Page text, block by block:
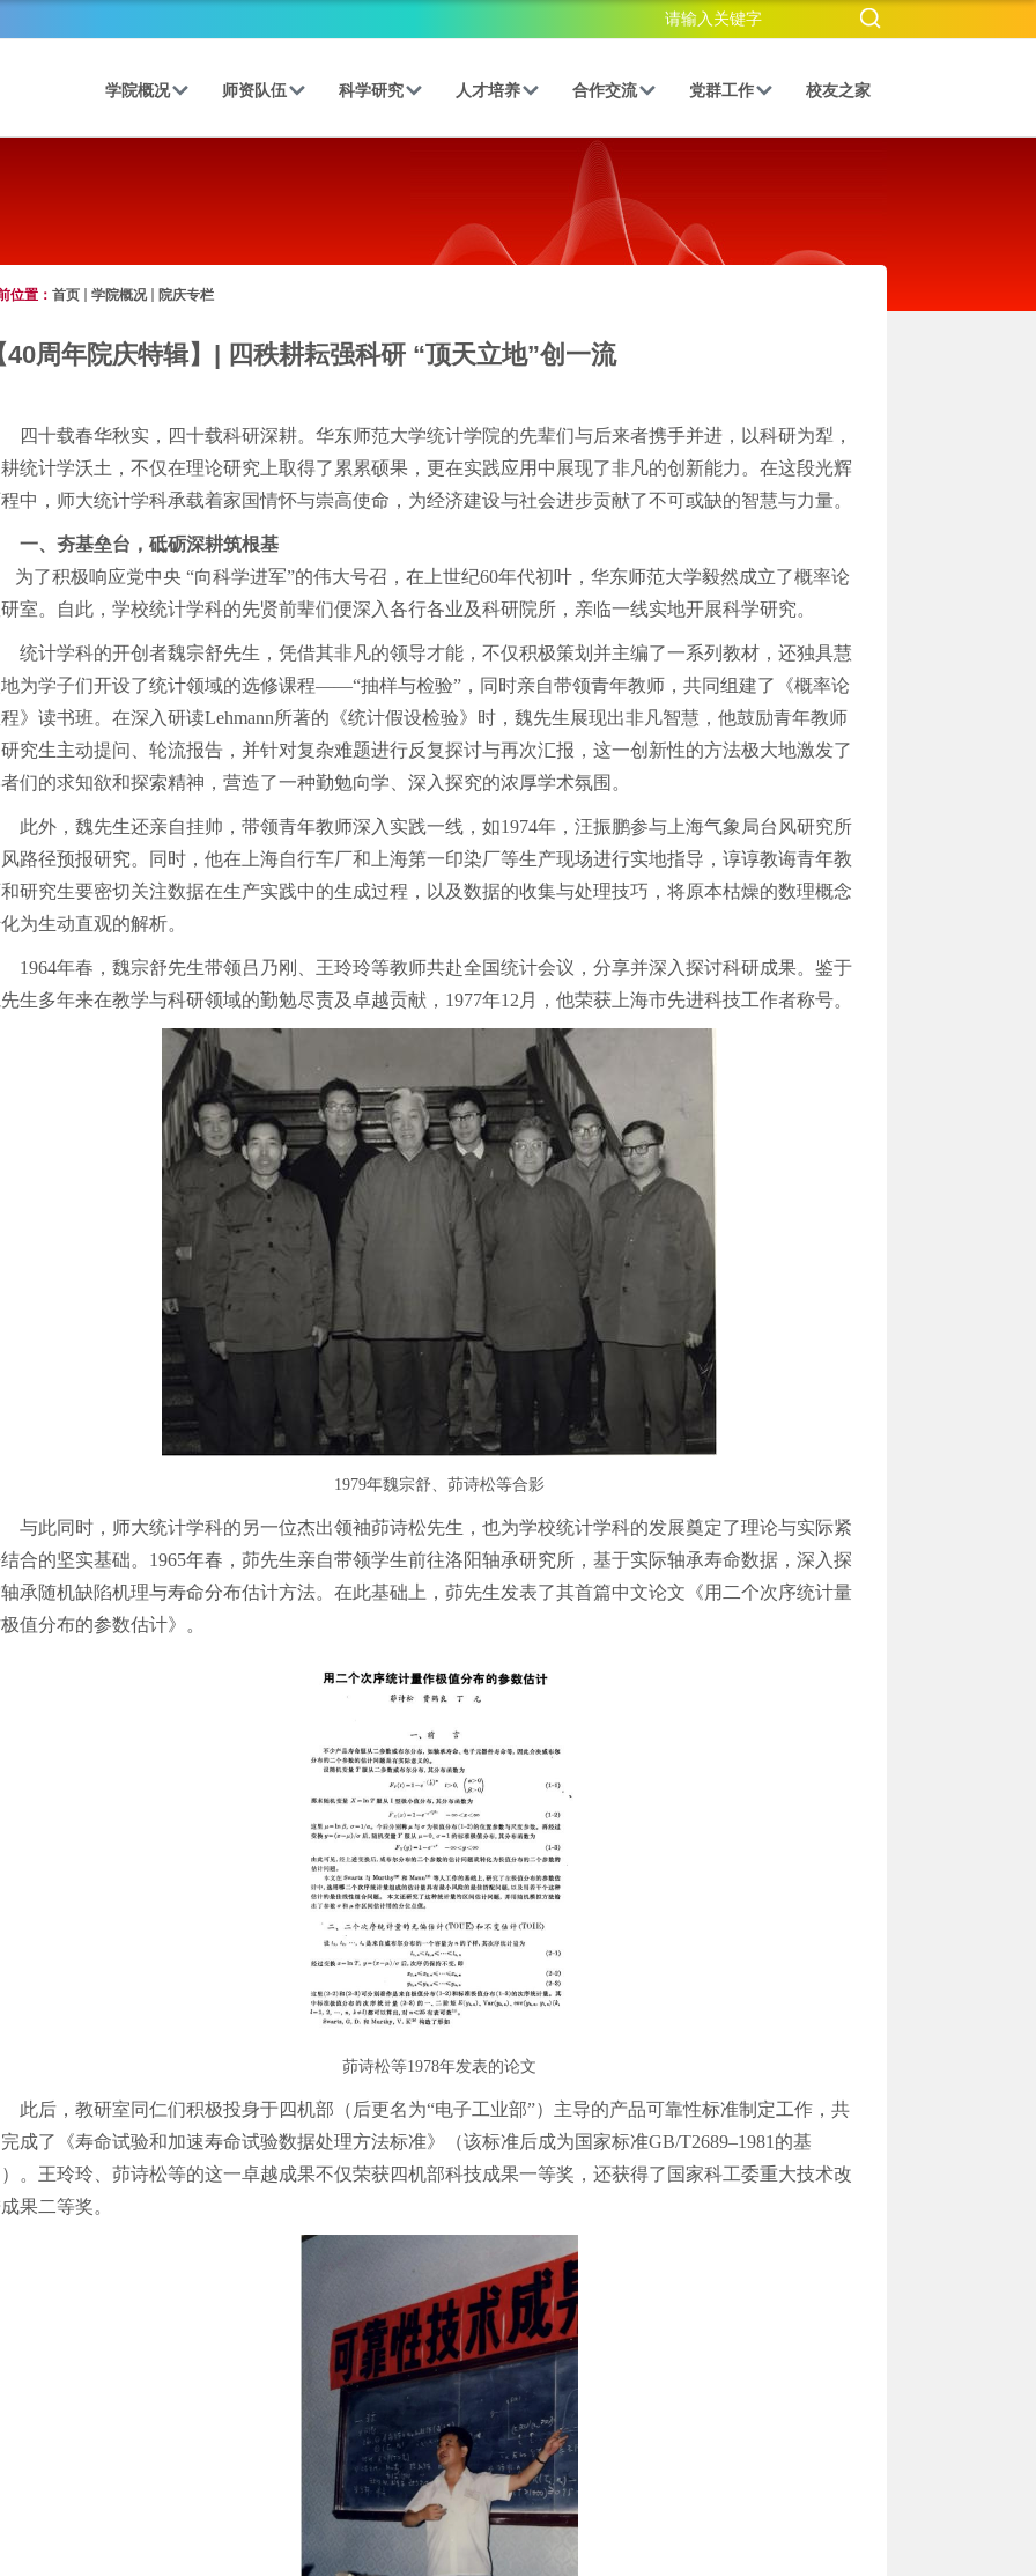
学院概况 师资队伍 科学研究 人才培养 合作交流 党群工作 校友之家
位置： 首页 学院概况 院庆专栏
40周年院庆特辑】| 四秩耕耘强科研 “顶天立地”创一流
四十载春华秋实，四十载科研深耕。华东师范大学统计学院的先辈们与后来者携手并进，以科研为犁，
统计学沃土，不仅在理论研究上取得了累累硕果，更在实践应用中展现了非凡的创新能力。在这段光辉
中，师大统计学科承载着家国情怀与崇高使命，为经济建设与社会进步贡献了不可或缺的智慧与力量。
一、夯基垒台，砥砺深耕筑根基
积极响应党中央 “向科学进军”的伟大号召，在上世纪60年代初叶，华东师范大学毅然成立了概率论
室。自此，学校统计学科的先贤前辈们便深入各行各业及科研院所，亲临一线实地开展科学研究。
统计学科的开创者魏宗舒先生，凭借其非凡的领导才能，不仅积极策划并主编了一系列教材，还独具慧
为学子们开设了统计领域的选修课程——“抽样与检验”，同时亲自带领青年教师，共同组建了《概率论
》读书班。在深入研读Lehmann所著的《统计假设检验》时，魏先生展现出非凡智慧，他鼓励青年教师
究生主动提问、轮流报告，并针对复杂难题进行反复探讨与再次汇报，这一创新性的方法极大地激发了
们的求知欲和探索精神，营造了一种勤勉向学、深入探究的浓厚学术氛围。
此外，魏先生还亲自挂帅，带领青年教师深入实践一线，如1974年，汪振鹏参与上海气象局台风研究所
路径预报研究。同时，他在上海自行车厂和上海第一印染厂等生产现场进行实地指导，谆谆教诲青年教
研究生要密切关注数据在生产实践中的生成过程，以及数据的收集与处理技巧，将原本枯燥的数理概念
为生动直观的解析。
1964年春，魏宗舒先生带领吕乃刚、王玲玲等教师共赴全国统计会议，分享并深入探讨科研成果。鉴于
生多年来在教学与科研领域的勤勉尽责及卓越贡献，1977年12月，他荣获上海市先进科技工作者称号。
1979年魏宗舒、茆诗松等合影
与此同时，师大统计学科的另一位杰出领袖茆诗松先生，也为学校统计学科的发展奠定了理论与实际紧
合的坚实基础。1965年春，茆先生亲自带领学生前往洛阳轴承研究所，基于实际轴承寿命数据，深入探
承随机缺陷机理与寿命分布估计方法。在此基础上，茆先生发表了其首篇中文论文《用二个次序统计量
值分布的参数估计》。
茆诗松等1978年发表的论文
此后，教研室同仁们积极投身于四机部（后更名为“电子工业部”）主导的产品可靠性标准制定工作，共
成了《寿命试验和加速寿命试验数据处理方法标准》（该标准后成为国家标准GB/T2689–1981的基
。王玲玲、茆诗松等的这一卓越成果不仅荣获四机部科技成果一等奖，还获得了国家科工委重大技术改
果二等奖。